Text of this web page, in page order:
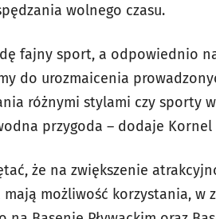
wolnego czasu.
fajny sport, a odpowiednio
do urozmaicenia
różnymi stylami czy sporty
przygoda – dodaje Kornel
że na zwiększenie
mają możliwość korzystania,